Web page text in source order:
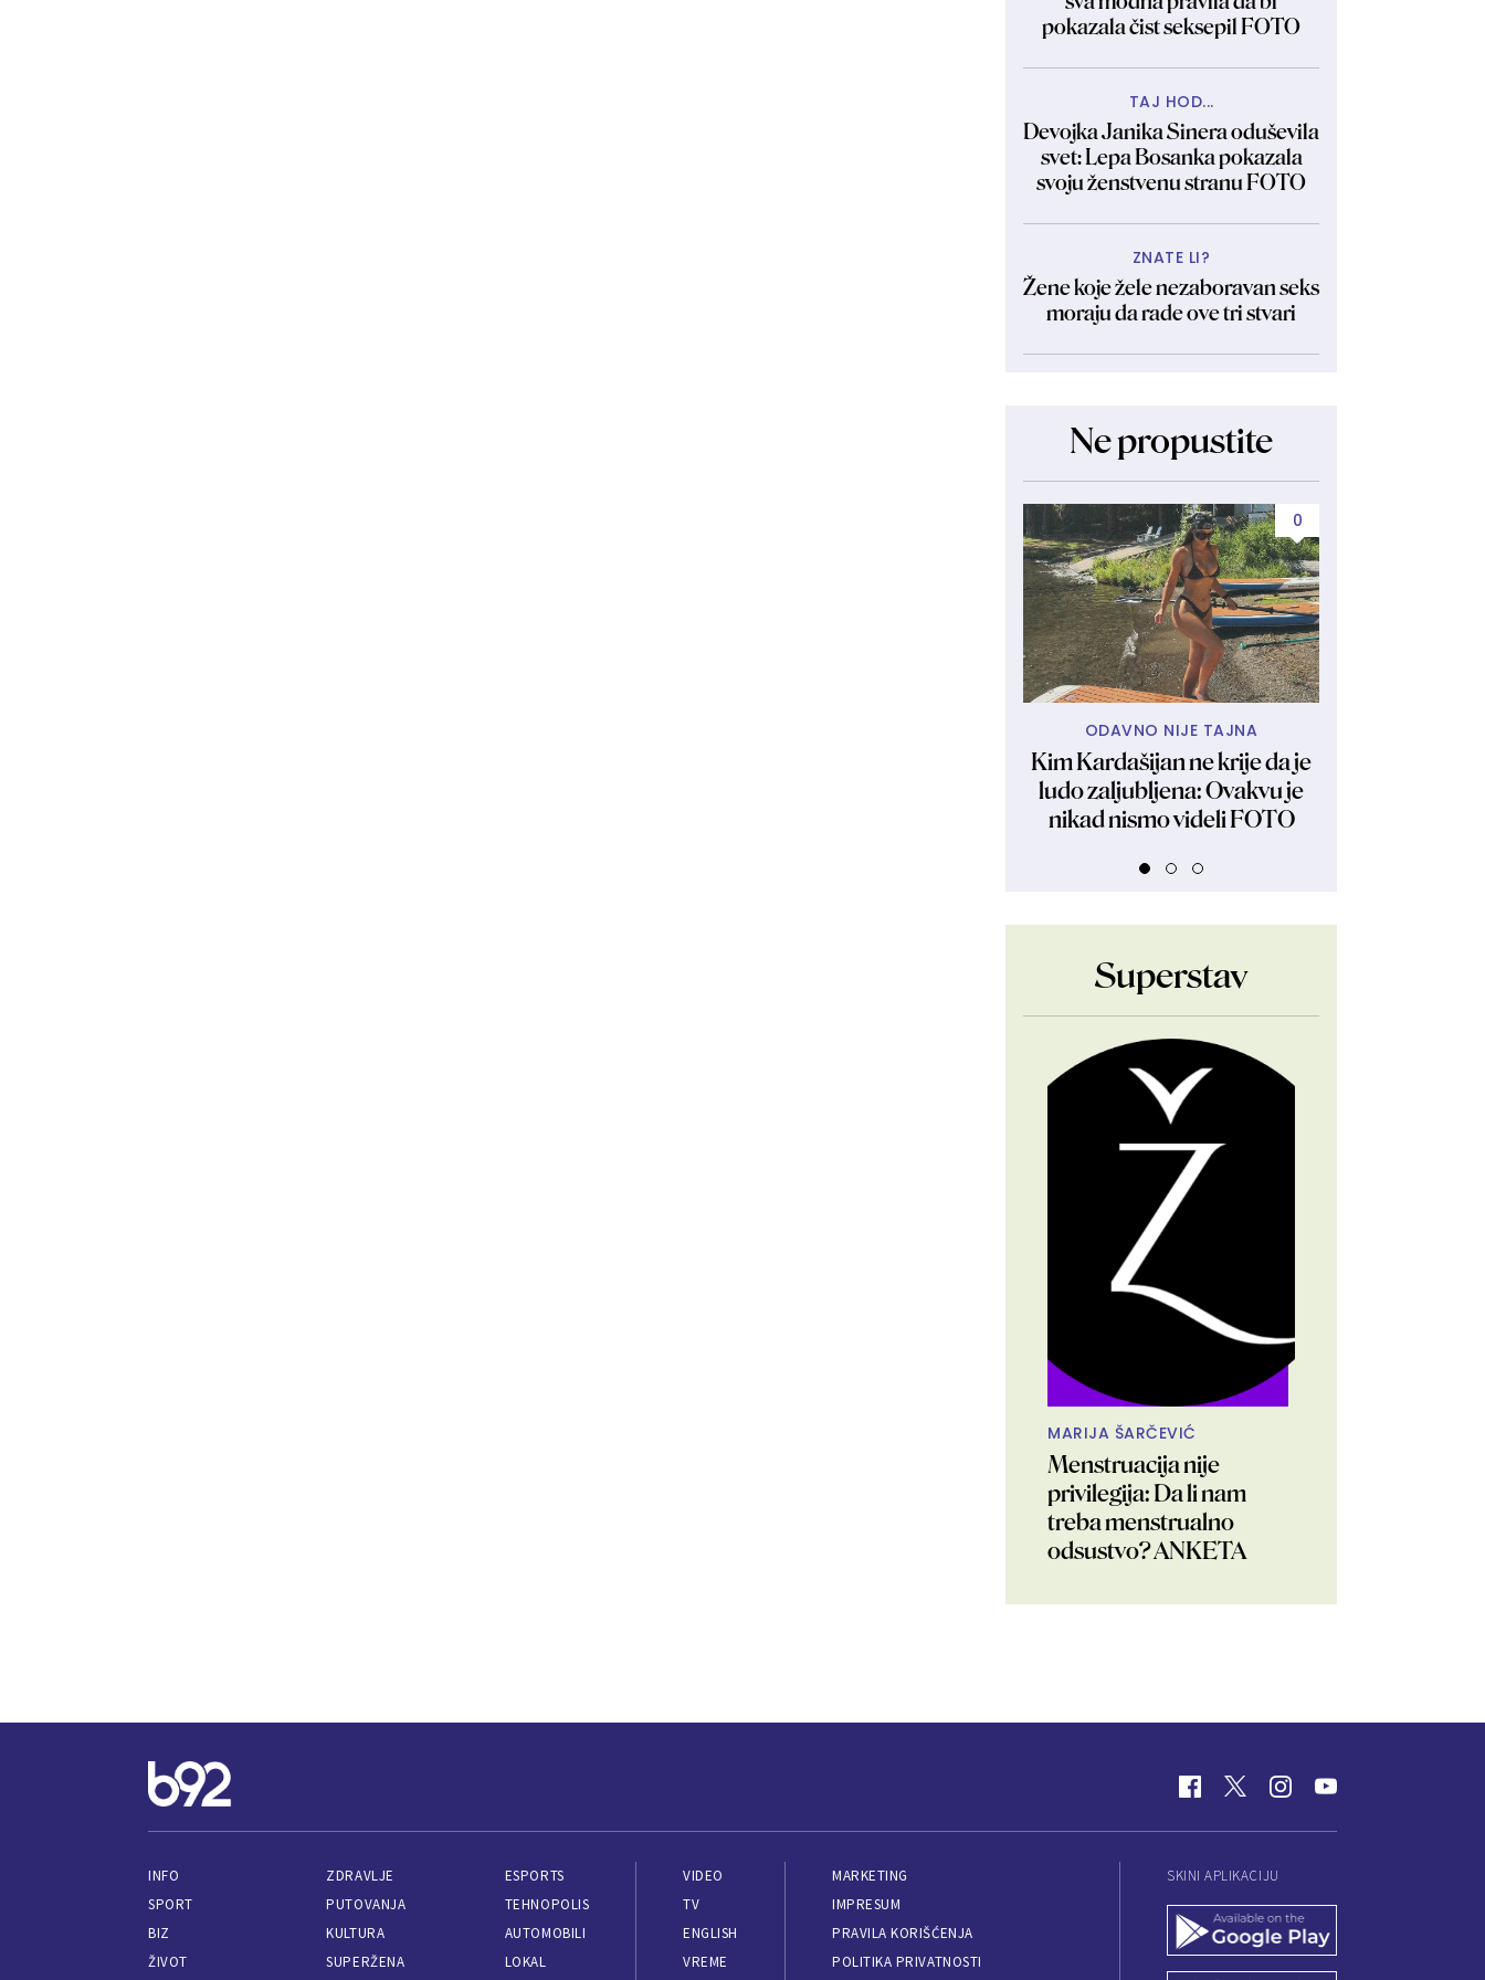
pokazala čist seksepil FOTO
TAJ HOD...
Devojka Janika Sinera oduševila
svet: Lepa Bosanka pokazala
svoju ženstvenu stranu FOTO
ZNATE LI?
Žene koje žele nezaboravan seks
moraju da rade ove tri stvari
Ne propustite
0
ODAVNO NIJE TAJNA
Kim Kardašijan ne krije da je
ludo zaljubljena: Ovakvu je
nikad nismo videli FOTO
Superstav
MARIJA ŠARČEVIĆ
Menstruacija nije
privilegija: Da li nam
treba menstrualno
odsustvo? ANKETA
INFO
SPORT
BIZ
ŽIVOT
ZDRAVLJE
PUTOVANJA
KULTURA
SUPERŽENA
ESPORTS
TEHNOPOLIS
AUTOMOBILI
LOKAL
VIDEO
TV
ENGLISH
VREME
MARKETING
IMPRESUM
PRAVILA KORIŠĆENJA
POLITIKA PRIVATNOSTI
SKINI APLIKACIJU